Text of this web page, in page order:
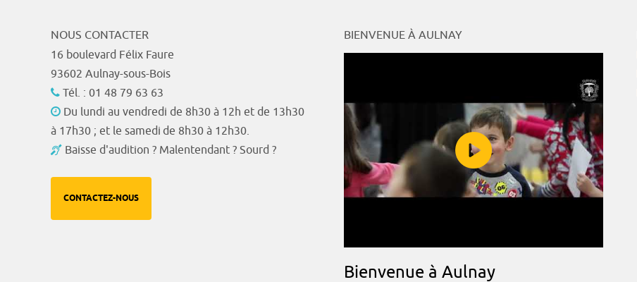
NOUS CONTACTER
16 boulevard Félix Faure
93602 Aulnay-sous-Bois
Tél. : 01 48 79 63 63
Du lundi au vendredi de 8h30 à 12h et de 13h30
à 17h30 ; et le samedi de 8h30 à 12h30.
Baisse d'audition ? Malentendant ? Sourd ?
CONTACTEZ-NOUS
BIENVENUE À AULNAY
Bienvenue à Aulnay